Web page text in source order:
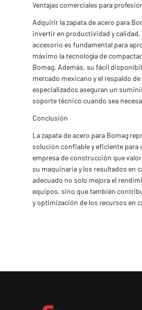
Ventajas comerciales para
Adquirir la zapata de acero para
invertir en productividad y calidad,
accesorio es fundamental para
máximo la tecnología de
Bomag. Además, su fácil
mercado mexicano y el respaldo
especializados aseguran un
soporte técnico cuando sea
Conclusión
La zapata de acero para Bomag
solución confiable y eficiente para
empresa de construcción que
su maquinaria y los resultados en
adecuado no solo mejora el
equipos, sino que también
y optimización de los recursos en